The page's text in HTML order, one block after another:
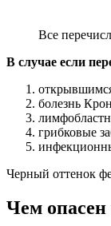
Все
В случае если
болезнь
грибковые
Черный оттенок
Чем